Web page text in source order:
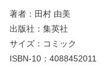
著者：田村 由美
出版社：集英社
サイズ：コミック
ISBN-10：4088452011